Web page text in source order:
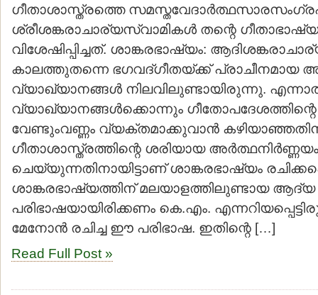
ഗീതാശാസ്ത്രത്തെ
ശ്രീശങ്കരാചാര്യസ്വാമികള്‍ തന്റെ
വിശേഷിപ്പിച്ചത്. ശാങ്കരഭാഷ്യം:
കാലത്തുതന്നെ ഭഗവദ്ഗീതയ്ക്ക് പ്രാചീനമായ
വ്യാഖ്യാനങ്ങള്‍ നിലവിലുണ്ടായിരുന്നു.
വ്യാഖ്യാനങ്ങള്‍ക്കൊന്നും
വേണ്ടുംവണ്ണം വ്യക്തമാക്കുവാന്‍
ഗീതാശാസ്ത്രത്തിന്റെ ശരിയായ അര്‍ത്ഥനിര്‍ണ്ണയം
ചെയ്യുന്നതിനായിട്ടാണ് ശാങ്കരഭാഷ്യം
ശാങ്കരഭാഷ്യത്തിന് മലയാളത്തിലുണ്ടായ ആദ്യ
പരിഭാഷയായിരിക്കണം കെ.എം.
മേനോന്‍ രചിച്ച ഈ പരിഭാഷ. ഇതിന്റെ […]
Read Full Post »